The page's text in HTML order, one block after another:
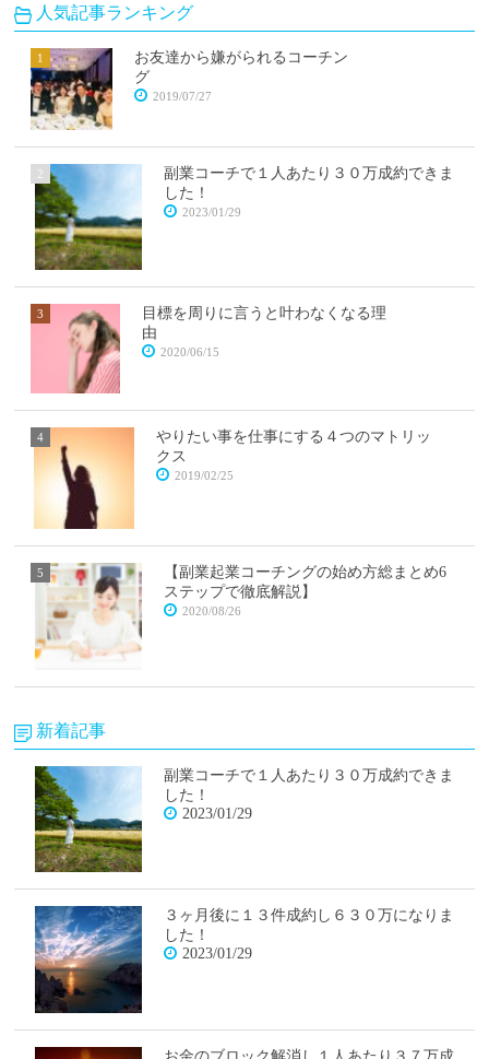
人気記事ランキング
お友達から嫌がられるコーチン
グ
2019/07/27
副業コーチで１人あたり３０万成約できま
した！
2023/01/29
目標を周りに言うと叶わなくなる理
由
2020/06/15
やりたい事を仕事にする４つのマトリッ
クス
2019/02/25
【副業起業コーチングの始め方総まとめ6
ステップで徹底解説】
2020/08/26
新着記事
副業コーチで１人あたり３０万成約できま
した！
2023/01/29
３ヶ月後に１３件成約し６３０万になりま
した！
2023/01/29